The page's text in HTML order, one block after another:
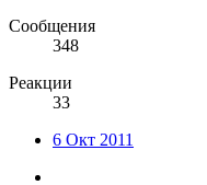
Сообщения
348
Реакции
33
6 Окт 2011